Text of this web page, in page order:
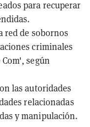
para recuperar
red de sobornos
criminales
según
las autoridades
relacionadas
y manipulación.